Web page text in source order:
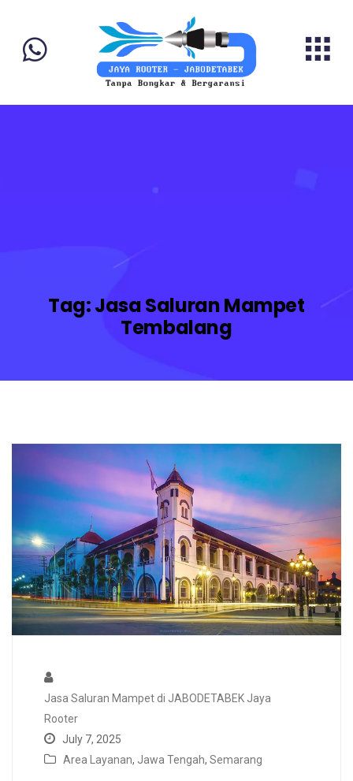
Tag:Jasa Saluran Mampet
Tembalang
Jasa Saluran Mampet di JABODETABEK Jaya
Rooter
July 7, 2025
Area Layanan, Jawa Tengah, Semarang